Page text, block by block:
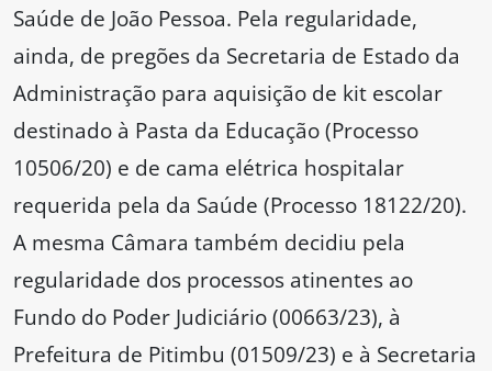
Saúde de João Pessoa. Pela regularidade,
ainda, de pregões da Secretaria de Estado da
Administração para aquisição de kit escolar
destinado à Pasta da Educação (Processo
10506/20) e de cama elétrica hospitalar
requerida pela da Saúde (Processo 18122/20).
A mesma Câmara também decidiu pela
regularidade dos processos atinentes ao
Fundo do Poder Judiciário (00663/23), à
Prefeitura de Pitimbu (01509/23) e à Secretaria